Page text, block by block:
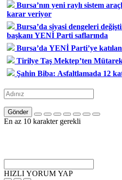
Bursa’nın yeni raylı sistem
karar veriyor
Bursa’da siyasi dengeleri
başkanı YENİ Parti saflarında
Bursa’da YENİ Parti’ye
Tirilye Taş Mektep’ten
Şahin Biba: Asfaltlamada 12
Gönder
En az 10 karakter gerekli
HIZLI YORUM YAP